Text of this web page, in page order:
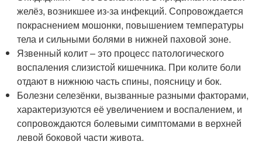
желёз, возникшее из-за инфекций. Сопровождается
покраснением мошонки, повышением температуры
тела и сильными болями в нижней паховой зоне.
Язвенный колит – это процесс патологического
воспаления слизистой кишечника. При колите боли
отдают в нижнюю часть спины, поясницу и бок.
Болезни селезёнки, вызванные разными факторами,
характеризуются её увеличением и воспалением, и
сопровождаются болевыми симптомами в верхней
левой боковой части живота.